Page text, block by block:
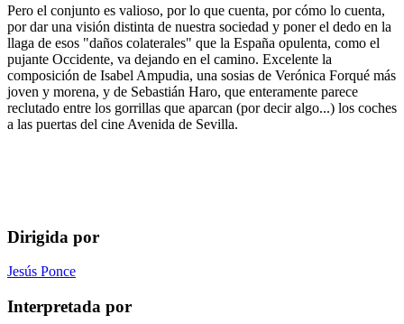
Pero el conjunto es valioso, por lo que cuenta, por cómo lo cuenta,
por dar una visión distinta de nuestra sociedad y poner el dedo en la
llaga de esos "daños colaterales" que la España opulenta, como el
pujante Occidente, va dejando en el camino. Excelente la
composición de Isabel Ampudia, una sosias de Verónica Forqué más
joven y morena, y de Sebastián Haro, que enteramente parece
reclutado entre los gorrillas que aparcan (por decir algo...) los coches
a las puertas del cine Avenida de Sevilla.
Dirigida por
Jesús Ponce
Interpretada por